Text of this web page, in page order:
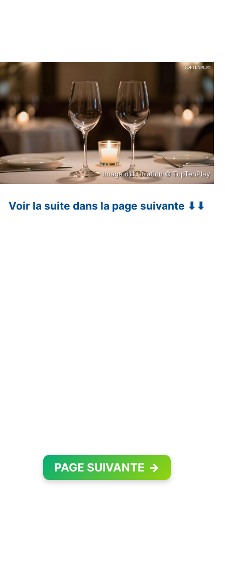
Image d’illustration © TopTenPlay
Voir la suite dans la page suivante ⬇⬇
PAGE SUIVANTE →